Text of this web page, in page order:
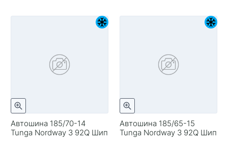
Автошина 185/70-14
Tunga Nordway 3 92Q Шип
Автошина 185/65-15
Tunga Nordway 3 92Q Шип